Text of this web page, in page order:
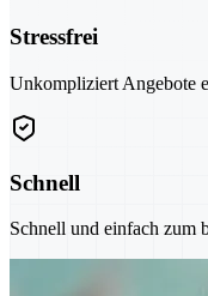
Stressfrei
Unkompliziert Angebote
Schnell
Schnell und einfach zum